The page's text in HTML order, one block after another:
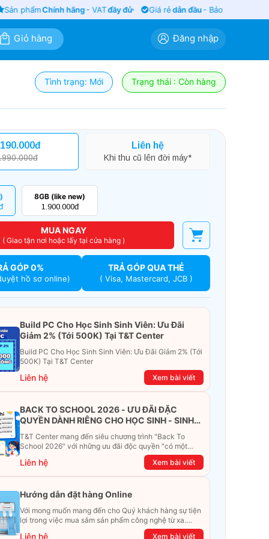
phẩmChính hãng- VATđầy đủ Giá rẻ dẫn đầu- Bảo hành
Giỏ hàng Đăng nhập
Tình trạng: Mới Trạng thái : Còn hàng
Liên hệ
Khi thu cũ lên đời máy*
8GB (like new)
1.900.000đ
MUA NGAY
( Giao tận nơi hoặc lấy tại cửa hàng )
GÓP 0%
hồ sơ online)
TRẢ GÓP QUA THẺ
( Visa, Mastercard, JCB )
Build PC Cho Học Sinh Sinh Viên: Ưu Đãi
Giảm 2% (Tới 500K) Tại T&T Center
Build PC Cho Học Sinh Sinh Viên: Ưu Đãi Giảm 2% (Tới
500K) Tại T&T Center
Liên hệ Xem bài viết
BACK TO SCHOOL 2026 - ƯU ĐÃI ĐẶC
QUYỀN DÀNH RIÊNG CHO HỌC SINH - SINH
T&T Center mang đến siêu chương trình "Back To
School 2026" với những ưu đãi độc quyền "có một
không hai". Đừng để chiếc ví phải "ét-ô-ét", cùng
khám phá ngay ưu đãi siêu khủng dưới đây nhé!
Liên hệ Xem bài viết
Hướng dẫn đặt hàng Online
Với mong muốn mang đến cho Quý khách hàng sự tiện
lợi trong việc mua sắm sản phẩm công nghệ từ xa.
Trong bài viết này, T&T Center sẽ hướng dẫn chi tiết
Liên hệ Xem bài viết